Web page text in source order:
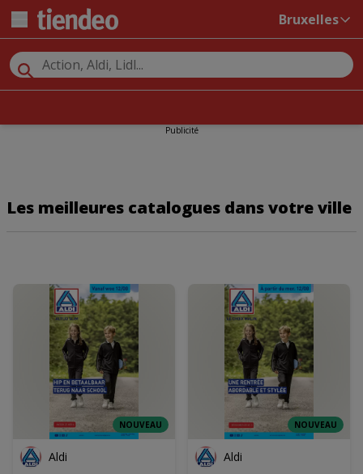
Bruxelles
Publicité
Les meilleures catalogues dans votre ville
NOUVEAU
Aldi
NOUVEAU
Aldi